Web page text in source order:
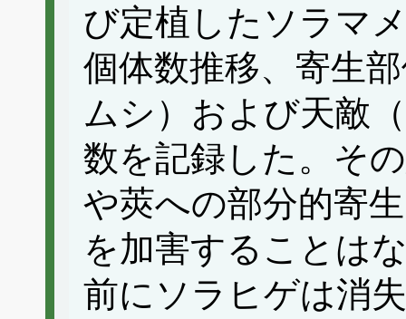
び定植したソラマ
個体数推移、寄生
ムシ）および天敵
数を記録した。そ
や莢への部分的寄
を加害することは
前にソラヒゲは消